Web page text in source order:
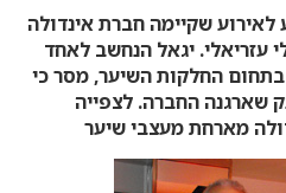
לאירוע שקיימה חברת אינדולה
עזריאלי. יגאל הנחשב לאחד
החלקות השיער, מסר כי
שארגנה החברה. לצפייה
מארחת מעצבי שיער